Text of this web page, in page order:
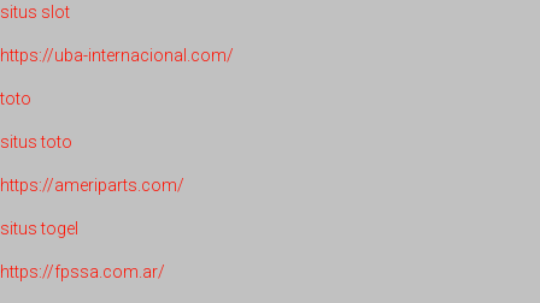
situs slot
https://uba-internacional.com/
toto
situs toto
https://ameriparts.com/
situs togel
https://fpssa.com.ar/